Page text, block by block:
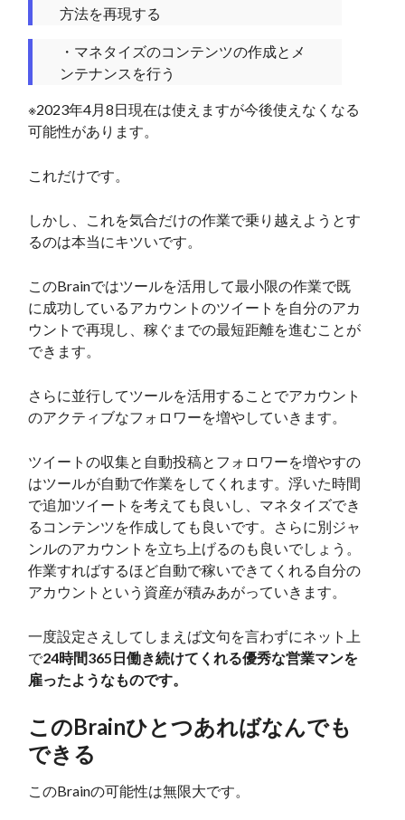
方法を再現する
・マネタイズのコンテンツの作成とメ
ンテナンスを行う
※2023年4月8日現在は使えますが今後使えなくなる
可能性があります。
これだけです。
しかし、これを気合だけの作業で乗り越えようとす
るのは本当にキツいです。
このBrainではツールを活用して最小限の作業で既
に成功しているアカウントのツイートを自分のアカ
ウントで再現し、稼ぐまでの最短距離を進むことが
できます。
さらに並行してツールを活用することでアカウント
のアクティブなフォロワーを増やしていきます。
ツイートの収集と自動投稿とフォロワーを増やすの
はツールが自動で作業をしてくれます。浮いた時間
で追加ツイートを考えても良いし、マネタイズでき
るコンテンツを作成しても良いです。さらに別ジャ
ンルのアカウントを立ち上げるのも良いでしょう。
作業すればするほど自動で稼いできてくれる自分の
アカウントという資産が積みあがっていきます。
一度設定さえしてしまえば文句を言わずにネット上
で24時間365日働き続けてくれる優秀な営業マンを
雇ったようなものです。
このBrainひとつあればなんでも
できる
このBrainの可能性は無限大です。